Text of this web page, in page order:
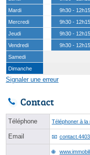
Mardi
9h30 - 12h15
Mercredi
9h30 - 12h15
Jeudi
9h30 - 12h15
Vendredi
9h30 - 12h15
Samedi
Dimanche
Signaler une erreur
Contact
Téléphone Téléphoner à la
Email